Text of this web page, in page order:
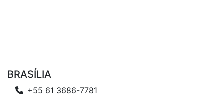
BRASÍLIA
+55 61 3686-7781